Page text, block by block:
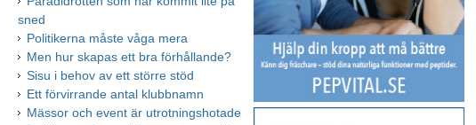
sned
Politikerna måste våga mera
Men hur skapas ett bra förhållande?
Sisu i behov av ett större stöd
Ett förvirrande antal klubbnamn
Mässor och event är utrotningshotade